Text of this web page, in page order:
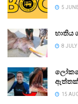
5
භාතිය
8
15